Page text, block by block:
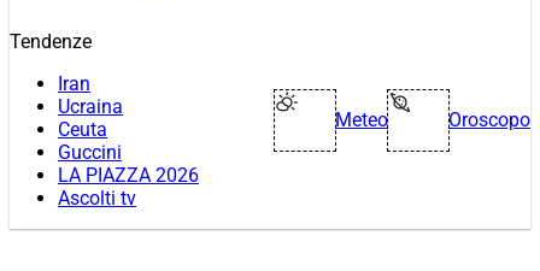
Tendenze
Iran
Ucraina
Ceuta
Guccini
LA PIAZZA 2026
Ascolti tv
Meteo Oroscopo